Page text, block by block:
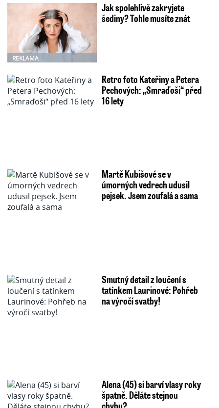
REKLAMA
Jak spolehlivě zakryjete
šediny? Tohle musíte znát
Retro foto Kateřiny a Petera
Pechových: „Smraďoši“ před
16 lety
Martě Kubišové se v
úmorných vedrech udusil
pejsek. Jsem zoufalá a sama
Smutný detail z loučení s
tatínkem Laurinové: Pohřeb
na výročí svatby!
Alena (45) si barví vlasy roky
špatně. Děláte stejnou